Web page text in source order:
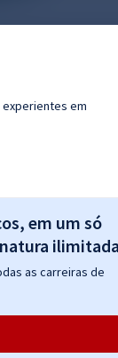
em
em um só
as carreiras de